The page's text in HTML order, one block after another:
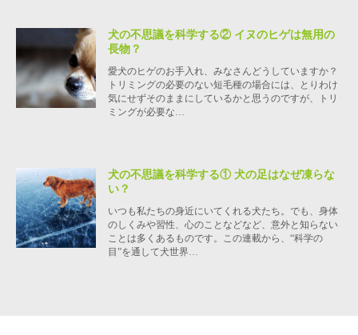
犬の不思議を科学する② イヌのヒゲは無用の
長物？
愛犬のヒゲのお手入れ、みなさんどうしていますか？
トリミングの必要のない短毛種の場合には、とりわけ
気にせずそのままにしているかと思うのですが、トリ
ミングが必要な…
犬の不思議を科学する① 犬の足はなぜ凍らな
い？
いつも私たちの身近にいてくれる犬たち。でも、身体
のしくみや習性、心のことなどなど、意外と知らない
ことは多くあるものです。この連載から、“科学の
目”を通して犬世界…